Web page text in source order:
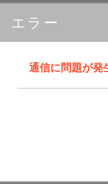
エラー
通信に問題が